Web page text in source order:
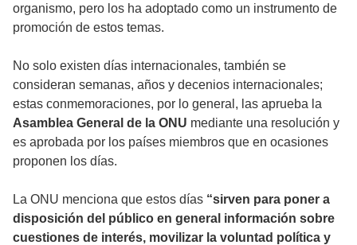
organismo, pero los ha adoptado como un instrumento de
promoción de estos temas.
No solo existen días internacionales, también se
consideran semanas, años y decenios internacionales;
estas conmemoraciones, por lo general, las aprueba la
Asamblea General de la ONU mediante una resolución y
es aprobada por los países miembros que en ocasiones
proponen los días.
La ONU menciona que estos días “sirven para poner a
disposición del público en general información sobre
cuestiones de interés, movilizar la voluntad política y